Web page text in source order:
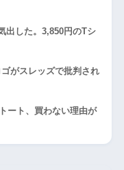
出した。3,850円のTシ
がスレッズで批判され
ート、買わない理由が